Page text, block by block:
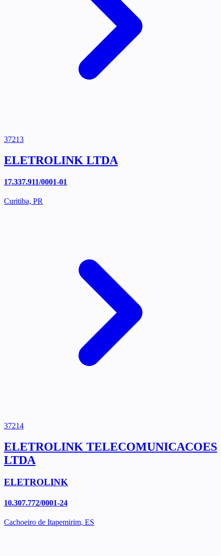
37213
ELETROLINK LTDA
17.337.911/0001-01
Curitiba, PR
37214
ELETROLINK TELECOMUNICACOES
LTDA
ELETROLINK
10.307.772/0001-24
Cachoeiro de Itapemirim, ES